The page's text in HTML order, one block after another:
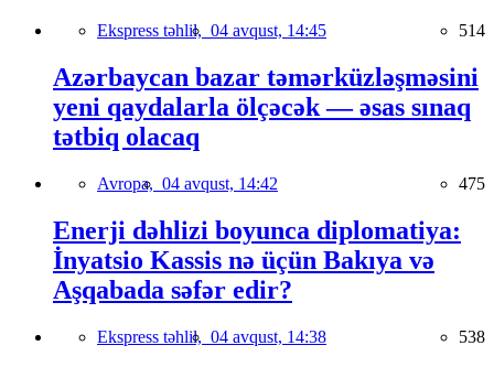
Ekspress təhlil, 04 avqust, 14:45 514
Azərbaycan bazar təmərküzləşməsini
yeni qaydalarla ölçəcək — əsas sınaq
tətbiq olacaq
Avropa, 04 avqust, 14:42 475
Enerji dəhlizi boyunca diplomatiya:
İnyatsio Kassis nə üçün Bakıya və
Aşqabada səfər edir?
Ekspress təhlil, 04 avqust, 14:38 538